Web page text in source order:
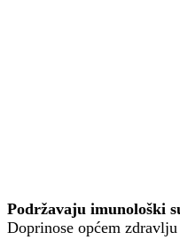
Podržavaju imunološki
Doprinose općem